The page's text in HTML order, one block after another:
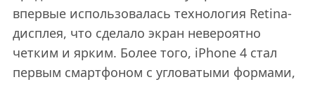
впервые использовалась технология Retina-
дисплея, что сделало экран невероятно
четким и ярким. Более того, iPhone 4 стал
первым смартфоном с угловатыми формами,